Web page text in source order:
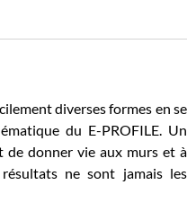
diverses formes en se
du E-PROFILE. Un
donner vie aux murs et à
résultats ne sont jamais les